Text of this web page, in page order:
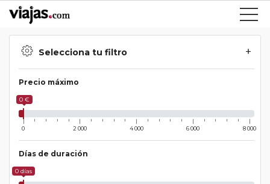
Selecciona tu filtro
Precio máximo
0 €
0 2 000 4 000 6 000 8 000
Días de duración
0 días